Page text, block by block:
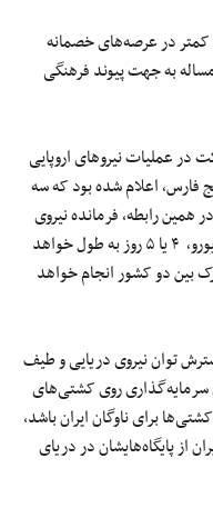
کمتر در عرصه‌های خصمانه
به جهت پیوند فرهنگی
در عملیات نیروهای اروپایی
علیه دزدان دریایی است که پس از ورود به خلیج فارس٬ اعلام شده بود که سه
رابطه، فرمانده نیروی
دریایی ارتش ایران اعلام کرد که پهلوگیری ناو یورو٬ ۴ یا ۵ روز به طول خواهد
بین دو کشور انجام خواهد
برای گسترش توان نیروی دریایی و طیف
سرمایه‌گذاری روی کشتی‌های
برای ناوگان ایران باشد،
از پایگاه‌هایشان در دریای